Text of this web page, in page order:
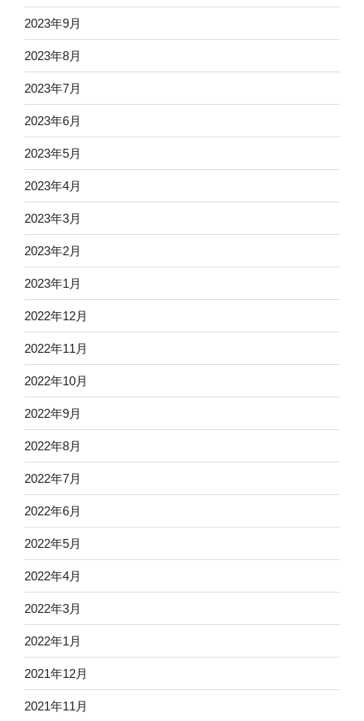
2023年9月
2023年8月
2023年7月
2023年6月
2023年5月
2023年4月
2023年3月
2023年2月
2023年1月
2022年12月
2022年11月
2022年10月
2022年9月
2022年8月
2022年7月
2022年6月
2022年5月
2022年4月
2022年3月
2022年1月
2021年12月
2021年11月